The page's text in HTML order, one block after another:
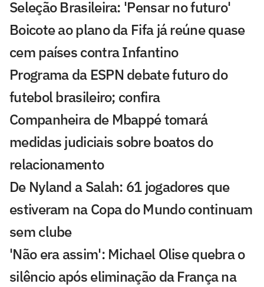
Seleção Brasileira: 'Pensar no futuro'
Boicote ao plano da Fifa já reúne quase
cem países contra Infantino
Programa da ESPN debate futuro do
futebol brasileiro; confira
Companheira de Mbappé tomará
medidas judiciais sobre boatos do
relacionamento
De Nyland a Salah: 61 jogadores que
estiveram na Copa do Mundo continuam
sem clube
'Não era assim': Michael Olise quebra o
silêncio após eliminação da França na